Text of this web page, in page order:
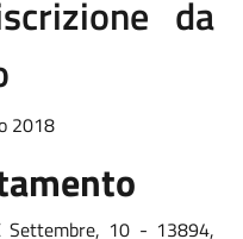
da
2018
Settembre, 10 - 13894,